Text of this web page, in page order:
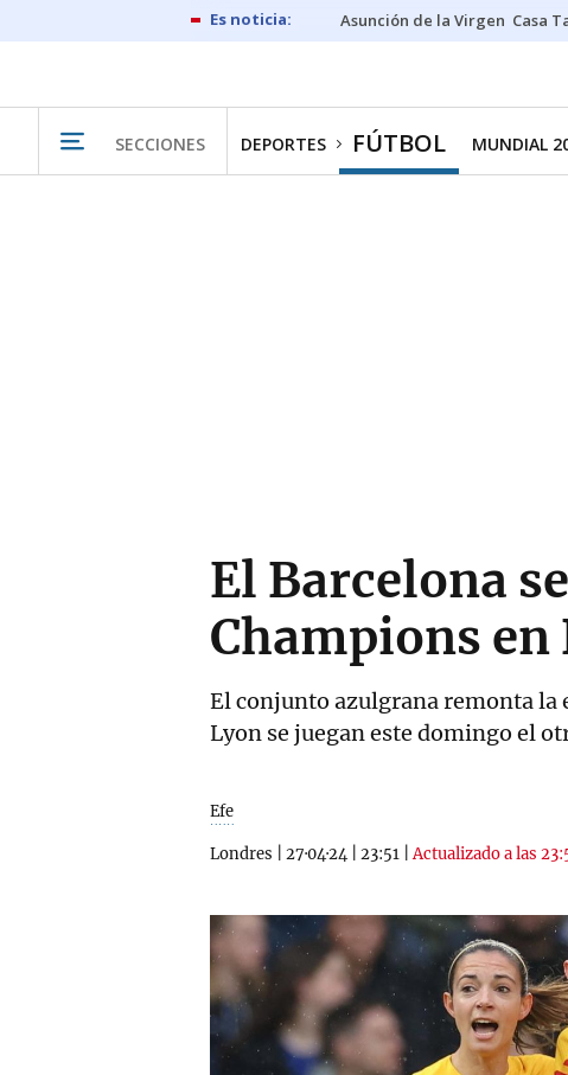
Asunción de la Virgen Casa
SECCIONES DEPORTES FÚTBOL MUNDIAL
El Barcelona
Champions en
El conjunto azulgrana remonta la
Lyon se juegan este domingo el
Efe
Londres 27·04·24 23:51 |Actualizado a las